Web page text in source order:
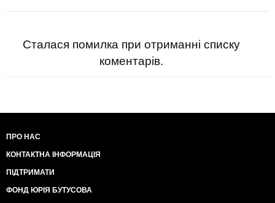
Сталася помилка при отриманні списку
коментарів.
ПРО НАС
КОНТАКТНА ІНФОРМАЦІЯ
ПІДТРИМАТИ
ФОНД ЮРІЯ БУТУСОВА